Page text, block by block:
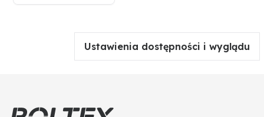
Ustawienia dostępności i wyglądu